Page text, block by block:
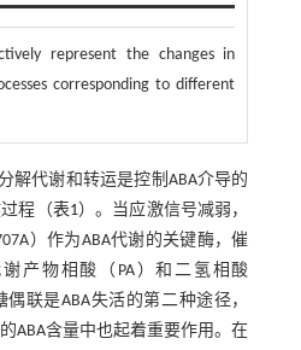
represent the changes in
corresponding to different
解代谢和转运是控制ABA介导的
程（表1）。当应激信号减弱，
）作为ABA代谢的关键酶，催
产物相酸（PA）和二氢相酸
偶联是ABA失活的第二种途径，
ABA含量中也起着重要作用。在